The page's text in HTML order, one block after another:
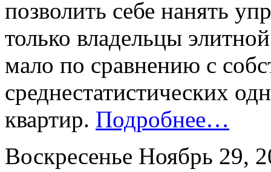
позволить себе нанять
только владельцы
мало по сравнению с
среднестатистических
квартир. Подробнее…
Воскресенье Ноябрь 29,